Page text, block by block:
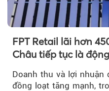
FPT Retail lãi hơn
Châu tiếp tục là
Doanh thu và lợi nhuận
đồng loạt tăng mạnh,